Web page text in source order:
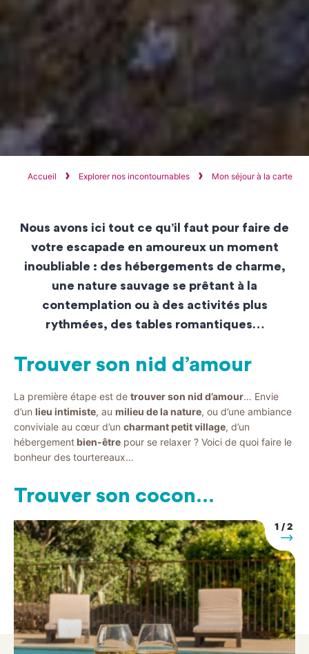
Accueil Explorer nos incontournables Mon séjour à la carte
Nous avons ici tout ce qu’il faut pour faire de
votre escapade en amoureux un moment
inoubliable : des hébergements de charme,
une nature sauvage se prêtant à la
contemplation ou à des activités plus
rythmées, des tables romantiques…
Trouver son nid d’amour
La première étape est de trouver son nid d’amour… Envie
d’un lieu intimiste, au milieu de la nature, ou d’une ambiance
conviviale au cœur d’un charmant petit village, d’un
hébergement bien-être pour se relaxer ? Voici de quoi faire le
bonheur des tourtereaux…
Trouver son cocon…
1 /2